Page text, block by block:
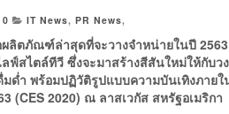
0 IT News, PR News,
ผลิตภัณฑ์ล่าสุดที่จะวางจำหน่ายในปี 2563
ฟ์สไตล์ทีวี ซึ่งจะมาสร้างสีสันใหม่ให้กับ
ด่ำ พร้อมปฏิวัติรูปแบบความบันเทิงภาย
(CES 2020) ณ ลาสเวกัส สหรัฐอเมริกา